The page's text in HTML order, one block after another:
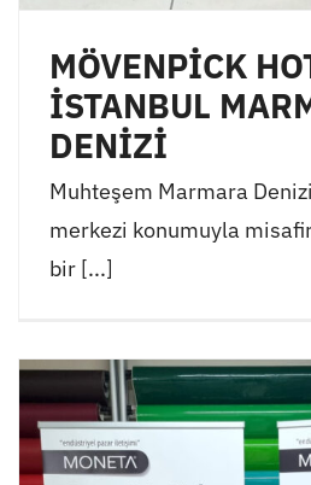
MÖVENPİCK
İSTANBUL
DENİZİ
Muhteşem Marmara
merkezi konumuyla
bir [...]